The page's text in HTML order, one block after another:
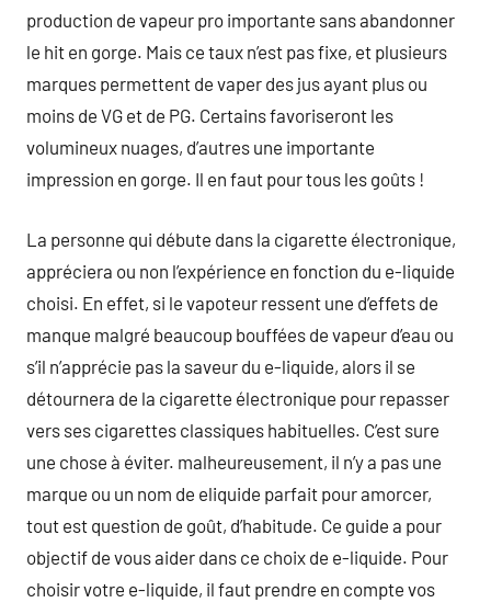
production de vapeur pro importante sans abandonner
le hit en gorge. Mais ce taux n’est pas fixe, et plusieurs
marques permettent de vaper des jus ayant plus ou
moins de VG et de PG. Certains favoriseront les
volumineux nuages, d’autres une importante
impression en gorge. Il en faut pour tous les goûts !
La personne qui débute dans la cigarette électronique,
appréciera ou non l’expérience en fonction du e-liquide
choisi. En effet, si le vapoteur ressent une d’effets de
manque malgré beaucoup bouffées de vapeur d’eau ou
s’il n’apprécie pas la saveur du e-liquide, alors il se
détournera de la cigarette électronique pour repasser
vers ses cigarettes classiques habituelles. C’est sure
une chose à éviter. malheureusement, il n’y a pas une
marque ou un nom de eliquide parfait pour amorcer,
tout est question de goût, d’habitude. Ce guide a pour
objectif de vous aider dans ce choix de e-liquide. Pour
choisir votre e-liquide, il faut prendre en compte vos